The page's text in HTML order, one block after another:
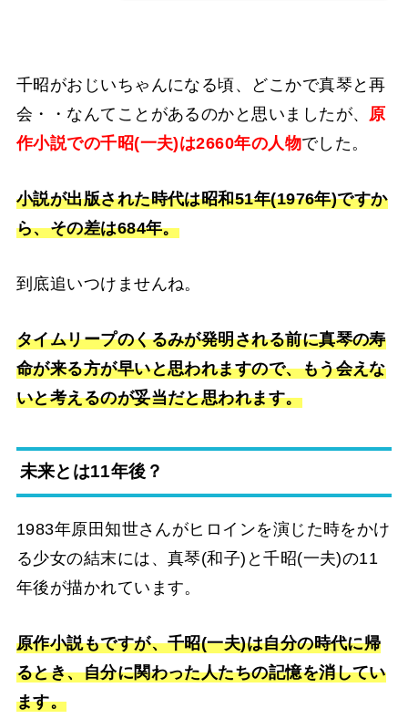
千昭がおじいちゃんになる頃、どこかで真琴と再
会・・なんてことがあるのかと思いましたが、 原
作小説での千昭(一夫)は2660年の人物でした。
小説が出版された時代は昭和51年(1976年)ですか
ら、その差は684年。
到底追いつけませんね。
タイムリープのくるみが発明される前に真琴の寿
命が来る方が早いと思われますので、もう会えな
いと考えるのが妥当だと思われます。
未来とは11年後？
1983年原田知世さんがヒロインを演じた時をかけ
る少女の結末には、真琴(和子)と千昭(一夫)の11
年後が描かれています。
原作小説もですが、千昭(一夫)は自分の時代に帰
るとき、自分に関わった人たちの記憶を消してい
ます。